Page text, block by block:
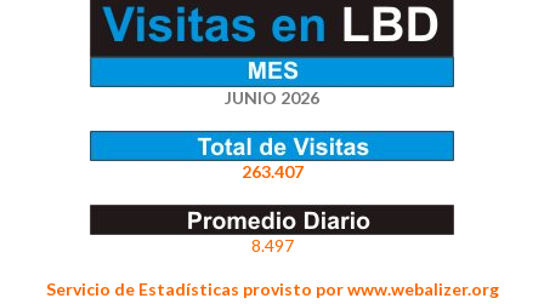
JUNIO 2026
263.407
8.497
Servicio de Estadísticas provisto por www.webalizer.org